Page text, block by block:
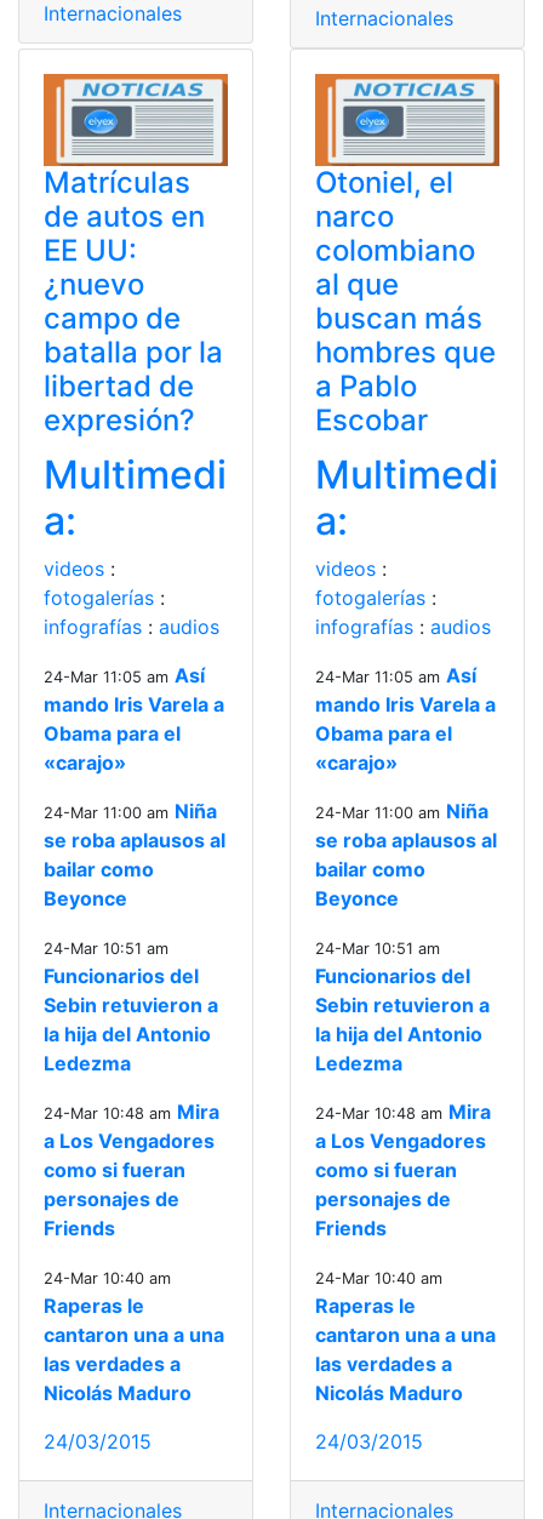
Internacionales Internacionales
Matrículas
de autos en
EE UU:
¿nuevo
campo de
batalla por la
libertad de
expresión?
Multimedi
a:
videos :
fotogalerías :
infografías : audios
24-Mar 11:05 am Así
mando Iris Varela a
Obama para el
«carajo»
24-Mar 11:00 am Niña
se roba aplausos al
bailar como
Beyonce
24-Mar 10:51 am
Funcionarios del
Sebin retuvieron a
la hija del Antonio
Ledezma
24-Mar 10:48 am Mira
a Los Vengadores
como si fueran
personajes de
Friends
24-Mar 10:40 am
Raperas le
cantaron una a una
las verdades a
Nicolás Maduro
24/03/2015
Internacionales
Otoniel, el
narco
colombiano
al que
buscan más
hombres que
a Pablo
Escobar
Multimedi
a:
videos :
fotogalerías :
infografías : audios
24-Mar 11:05 am Así
mando Iris Varela a
Obama para el
«carajo»
24-Mar 11:00 am Niña
se roba aplausos al
bailar como
Beyonce
24-Mar 10:51 am
Funcionarios del
Sebin retuvieron a
la hija del Antonio
Ledezma
24-Mar 10:48 am Mira
a Los Vengadores
como si fueran
personajes de
Friends
24-Mar 10:40 am
Raperas le
cantaron una a una
las verdades a
Nicolás Maduro
24/03/2015
Internacionales